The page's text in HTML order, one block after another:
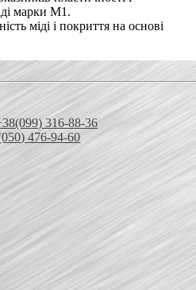
марки М1.
міді і покриття на основі
316-88-36
476-94-60